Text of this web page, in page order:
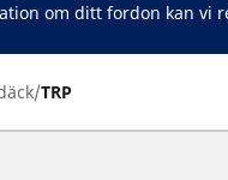
om ditt fordon kan vi
TRP